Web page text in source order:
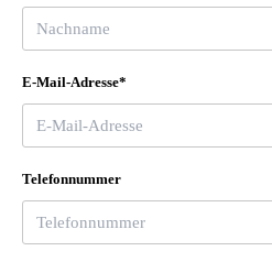
E-Mail-Adresse*
Telefonnummer